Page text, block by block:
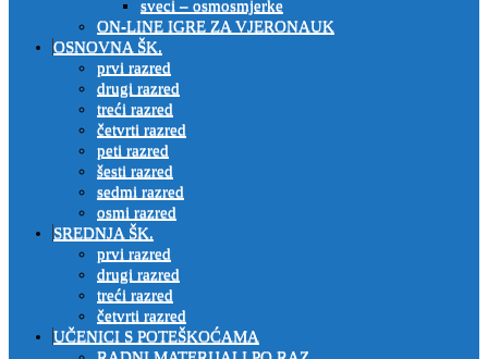
sveci – osmosmjerke
ON-LINE IGRE ZA VJERONAUK
OSNOVNA ŠK.
prvi razred
drugi razred
treći razred
četvrti razred
peti razred
šesti razred
sedmi razred
osmi razred
SREDNJA ŠK.
prvi razred
drugi razred
treći razred
četvrti razred
UČENICI S POTEŠKOĆAMA